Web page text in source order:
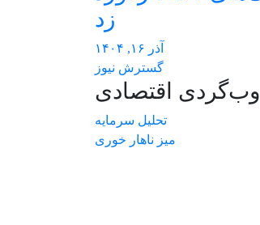
زد
آذر ۱۶, ۱۴۰۴
گسترش نیوز
وب‌گردی اقتصادی
تحلیل سرمایه
میز ناهار خوری